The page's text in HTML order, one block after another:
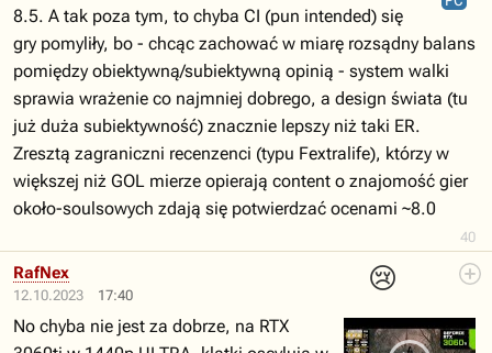
40
8.5. A tak poza tym, to chyba CI (pun intended) się
gry pomyliły, bo - chcąc zachować w miarę rozsądny balans
pomiędzy obiektywną/subiektywną opinią - system walki
sprawia wrażenie co najmniej dobrego, a design świata (tu
już duża subiektywność) znacznie lepszy niż taki ER.
Zresztą zagraniczni recenzenci (typu Fextralife), którzy w
większej niż GOL mierze opierają content o znajomość gier
około-soulsowych zdają się potwierdzać ocenami ~8.0
12.10.2023 17:40
😢
RafNex
No chyba nie jest za dobrze, na RTX